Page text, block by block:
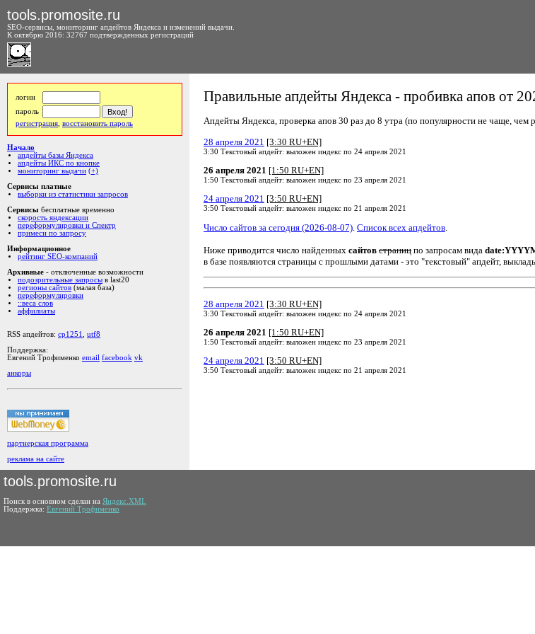
tools.promosite.ru
SEO-сервисы, мониторинг апдейтов Яндекса и изменений выдачи.
К октябрю 2016: 32767 подтвержденных регистраций
логин
пароль
регистрация восстановить пароль
Начало
апдейты базы Яндекса
апдейты ИКС по кнопке
мониторинг выдачи (+)
Сервисы платные
выборки из статистики запросов
Сервисы бесплатные временно
скорость яндексации
переформулировки и Спектр
примеси по запросу
Информационное
рейтинг SEO-компаний
Архивные - отключенные возможности
подозрительные запросы в last20
регионы сайтов (малая база)
переформулировки
::веса слов
аффилиаты
RSS апдейтов: cp1251
utf8
Поддержка:
Евгений Трофименко email facebook vk
анкоры
партнерская программа
реклама на сайте
Правильные апдейты Яндекса - пробивка апов от
Апдейты Яндекса, проверка апов 30 раз до 8 утра (по популярности не чаще, чем
28 апреля 2021 [3:30 RU+EN]
3:30 Текстовый апдейт: выложен индекс по 24 апреля 2021
26 апреля 2021 [1:50 RU+EN]
1:50 Текстовый апдейт: выложен индекс по 23 апреля 2021
24 апреля 2021 [3:50 RU+EN]
3:50 Текстовый апдейт: выложен индекс по 21 апреля 2021
Число сайтов за сегодня (2026-08-07) Список всех апдейтов
Ниже приводится число найденных сайтов страниц по запросам вида
в базе появляются страницы с прошлыми датами - это "текстовый" апдейт,
28 апреля 2021 [3:30 RU+EN]
3:30 Текстовый апдейт: выложен индекс по 24 апреля 2021
26 апреля 2021 [1:50 RU+EN]
1:50 Текстовый апдейт: выложен индекс по 23 апреля 2021
24 апреля 2021 [3:50 RU+EN]
3:50 Текстовый апдейт: выложен индекс по 21 апреля 2021
tools.promosite.ru
Поиск в основном сделан на Яндекс.XML
Поддержка: Евгений Трофименко